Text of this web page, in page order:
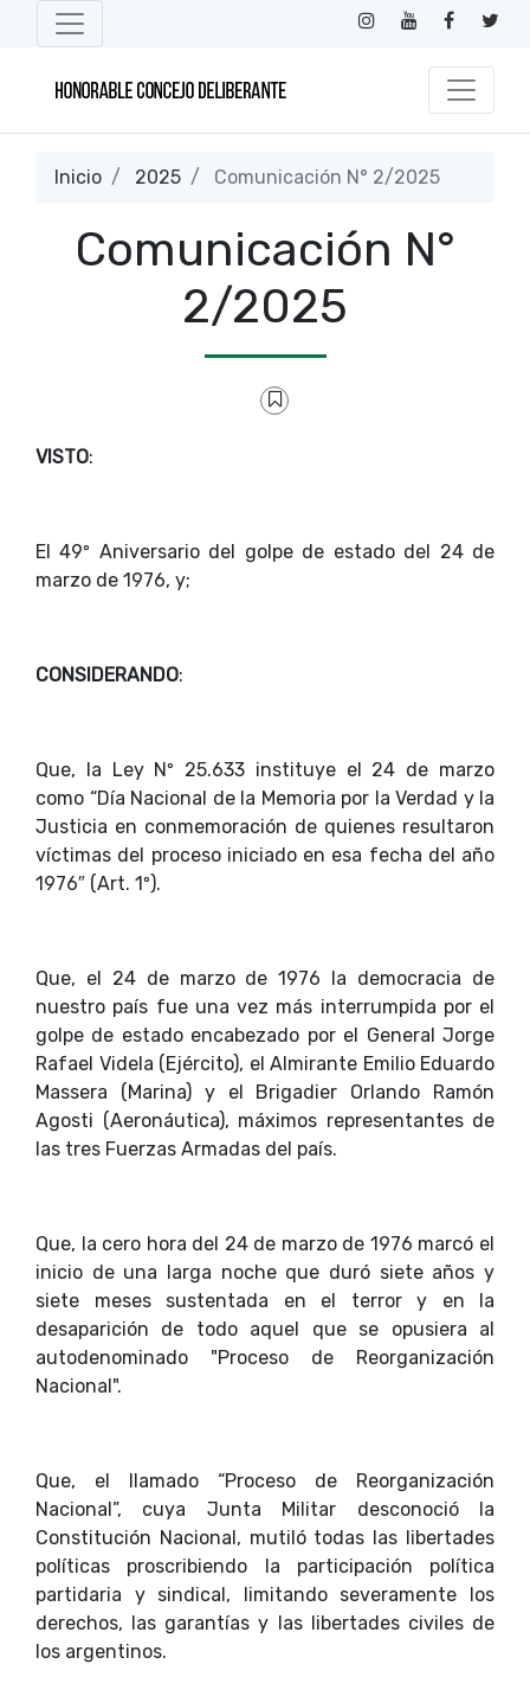
Inicio 2025 Comunicación N° 2/2025
Comunicación N°
2/2025
VISTO:
El 49º Aniversario del golpe de estado del 24 de
marzo de 1976, y;
CONSIDERANDO:
Que, la Ley Nº 25.633 instituye el 24 de marzo
como “Día Nacional de la Memoria por la Verdad y la
Justicia en conmemoración de quienes resultaron
víctimas del proceso iniciado en esa fecha del año
1976″ (Art. 1º).
Que, el 24 de marzo de 1976 la democracia de
nuestro país fue una vez más interrumpida por el
golpe de estado encabezado por el General Jorge
Rafael Videla (Ejército), el Almirante Emilio Eduardo
Massera (Marina) y el Brigadier Orlando Ramón
Agosti (Aeronáutica), máximos representantes de
las tres Fuerzas Armadas del país.
Que, la cero hora del 24 de marzo de 1976 marcó el
inicio de una larga noche que duró siete años y
siete meses sustentada en el terror y en la
desaparición de todo aquel que se opusiera al
autodenominado "Proceso de Reorganización
Nacional".
Que, el llamado “Proceso de Reorganización
Nacional”, cuya Junta Militar desconoció la
Constitución Nacional, mutiló todas las libertades
políticas proscribiendo la participación política
partidaria y sindical, limitando severamente los
derechos, las garantías y las libertades civiles de
los argentinos.